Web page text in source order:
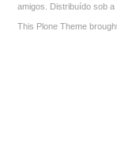
amigos. Distribuído sob a
This Plone Theme